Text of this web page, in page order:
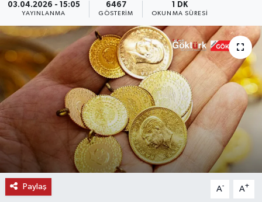
03.04.2026 - 15:05
YAYINLANMA
6467
GÖSTERIM
1 DK
OKUNMA SÜRESI
Paylaş A- A+
KÜLTÜR - SANAT
MAGAZİN
ÖZEL HABER
SAĞLIK
TEKNOLOJİ
TİCARET